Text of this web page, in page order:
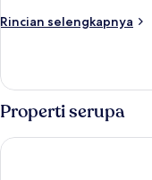
Rincian selengkapnya
Rincian
Kamar
Premium,
pemandangan
kota
Properti serupa
Hotel Tin Tin Boutique